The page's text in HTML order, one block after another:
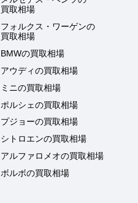
買取相場
フォルクス・ワーゲンの
買取相場
BMWの買取相場
アウディの買取相場
ミニの買取相場
ポルシェの買取相場
プジョーの買取相場
シトロエンの買取相場
アルファロメオの買取相場
ボルボの買取相場